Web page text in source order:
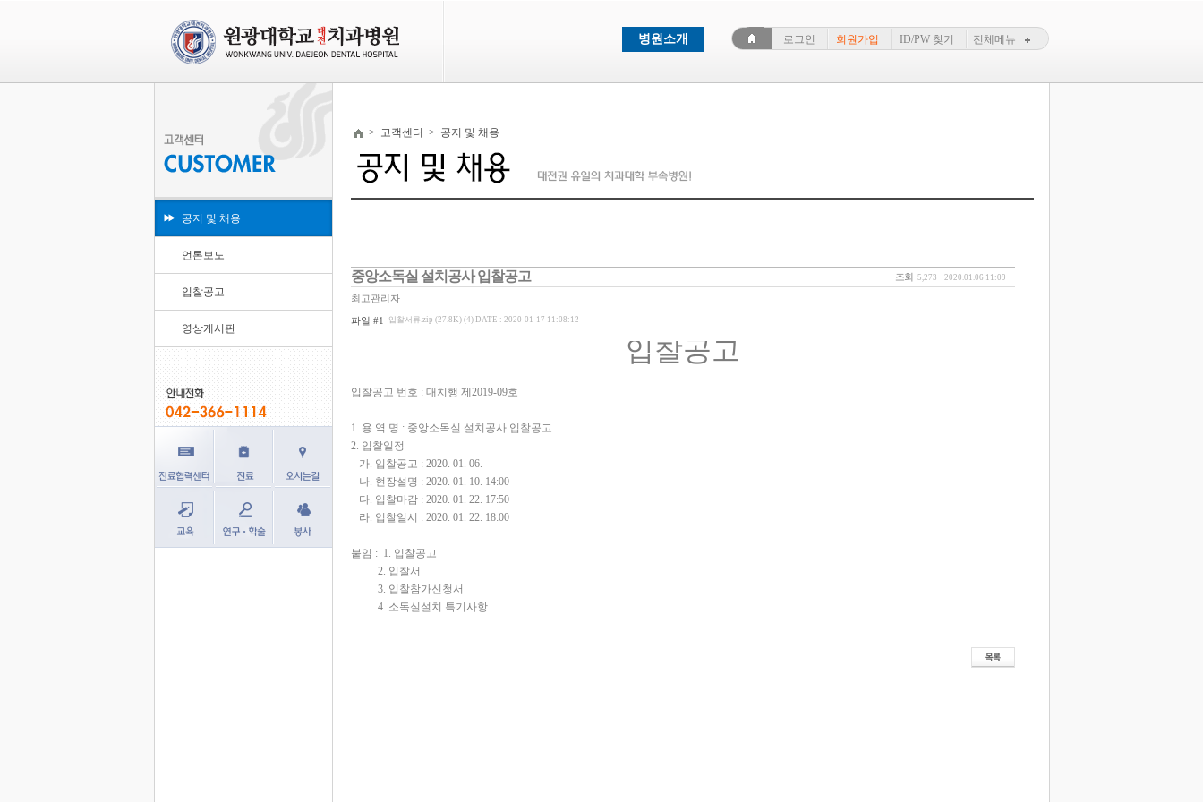
병원소개 로그인 회원가입 ID/PW 찾기 전체메뉴
공지 및 채용
언론보도
입찰공고
영상게시판
> 고객센터 > 공지 및 채용
중앙소독실 설치공사 입찰공고 조회 5,273 2020.01.06 11:09
최고관리자
파일 #1 입찰서류.zip (27.8K) (4) DATE : 2020-01-17 11:08:12
입찰공고
입찰공고 번호 : 대치행 제2019-09호
1. 용 역 명 : 중앙소독실 설치공사 입찰공고
2. 입찰일정
가. 입찰공고 : 2020. 01. 06.
나. 현장설명 : 2020. 01. 10. 14:00
다. 입찰마감 : 2020. 01. 22. 17:50
라. 입찰일시 : 2020. 01. 22. 18:00
붙임 : 1. 입찰공고
2. 입찰서
3. 입찰참가신청서
4. 소독실설치 특기사항